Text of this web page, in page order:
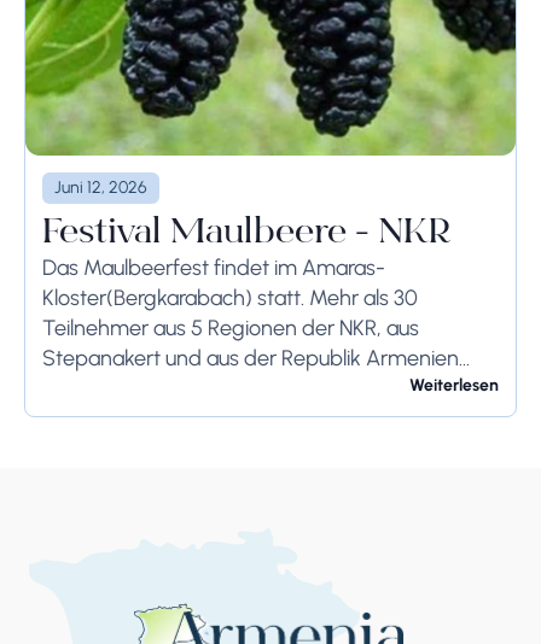
Juni 12, 2026
Festival Maulbeere - NKR
Das Maulbeerfest findet im Amaras-
Kloster(Bergkarabach) statt. Mehr als 30
Teilnehmer aus 5 Regionen der NKR, aus
Stepanakert und aus der Republik Armenien
stellen ihre eigene Produktion vor. Während des
Festes präsentieren die Einheimischen
Weiterlesen